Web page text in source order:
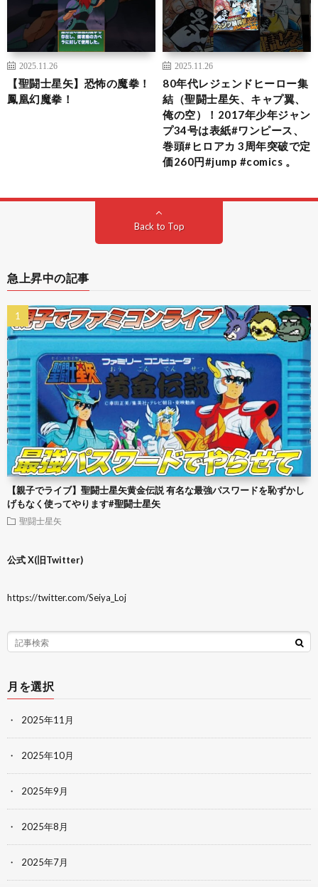
2025.11.26
【聖闘士星矢】恐怖の魔拳！
鳳凰幻魔拳！
2025.11.26
80年代レジェンドヒーロー集
結（聖闘士星矢、キャプ翼、
俺の空）！2017年少年ジャン
プ34号は表紙#ワンピース、
巻頭#ヒロアカ 3周年突破で定
価260円#jump #comics 。
Back to Top
急上昇中の記事
【親子でライブ】聖闘士星矢黄金伝説 有名な最強パスワードを恥ずかし
げもなく使ってやります#聖闘士星矢
聖闘士星矢
公式 X(旧Twitter)
https://twitter.com/Seiya_Loj
月を選択
2025年11月
2025年10月
2025年9月
2025年8月
2025年7月